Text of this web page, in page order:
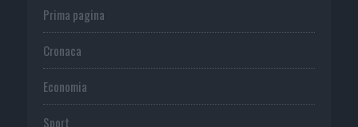
Prima pagina
Cronaca
Economia
Sport